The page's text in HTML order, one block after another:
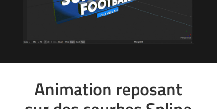
Animation reposant